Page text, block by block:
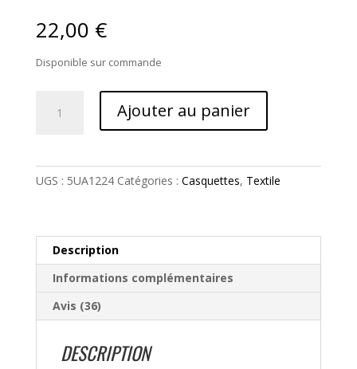
sur
é
client
22,00 €
Disponible sur commande
Ajouter au panier
UGS : 5UA1224 Catégories : Casquettes, Textile
Description
Informations complémentaires
Avis (36)
DESCRIPTION